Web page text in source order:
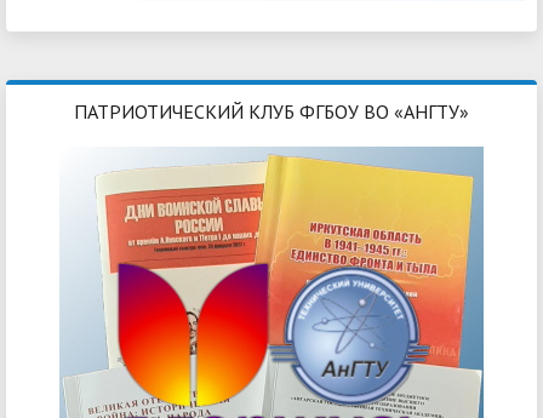
ПАТРИОТИЧЕСКИЙ КЛУБ ФГБОУ ВО «АНГТУ»